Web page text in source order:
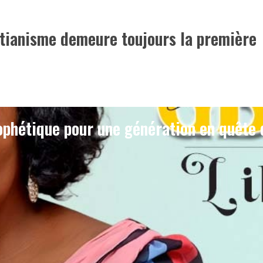
demeure toujours la première
pour une génération en quête